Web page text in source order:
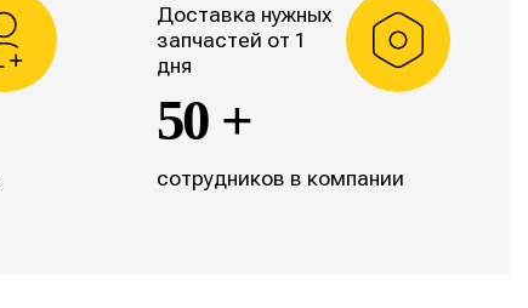
Доставка нужных
запчастей от 1
дня
50 +
сотрудников в компании